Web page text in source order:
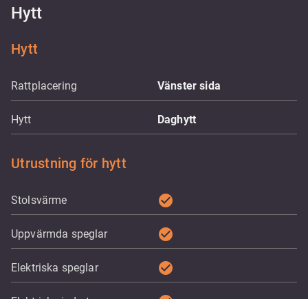
Hytt
Hytt
Rattplacering Vänster sida
Hytt Daghytt
Utrustning för hytt
Stolsvärme check_circle
Uppvärmda speglar check_circle
Elektriska speglar check_circle